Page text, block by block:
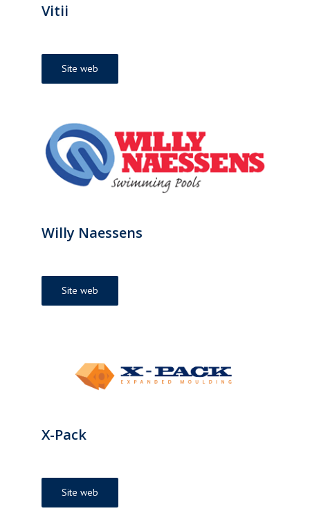
Vitii
Site web
Willy Naessens
Site web
X-Pack
Site web